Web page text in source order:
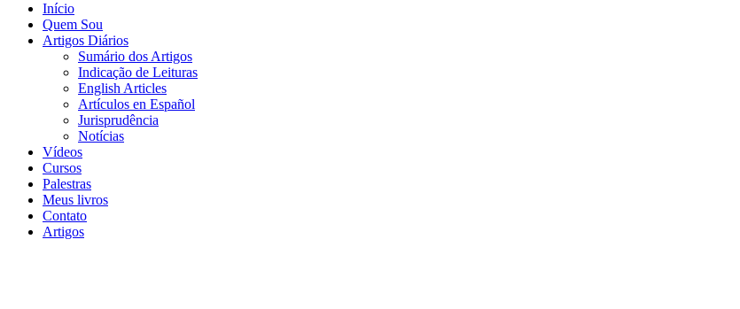
Início
Quem Sou
Artigos Diários
Sumário dos Artigos
Indicação de Leituras
English Articles
Artículos en Español
Jurisprudência
Notícias
Vídeos
Cursos
Palestras
Meus livros
Contato
Artigos